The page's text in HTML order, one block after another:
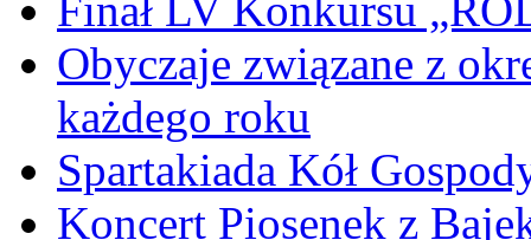
Obyczaje związane z
każdego roku
Spartakiada Kół
Koncert Piosenek z